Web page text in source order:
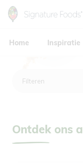
Skip
main
Home Inspiratie
Filteren
Ontdek ons